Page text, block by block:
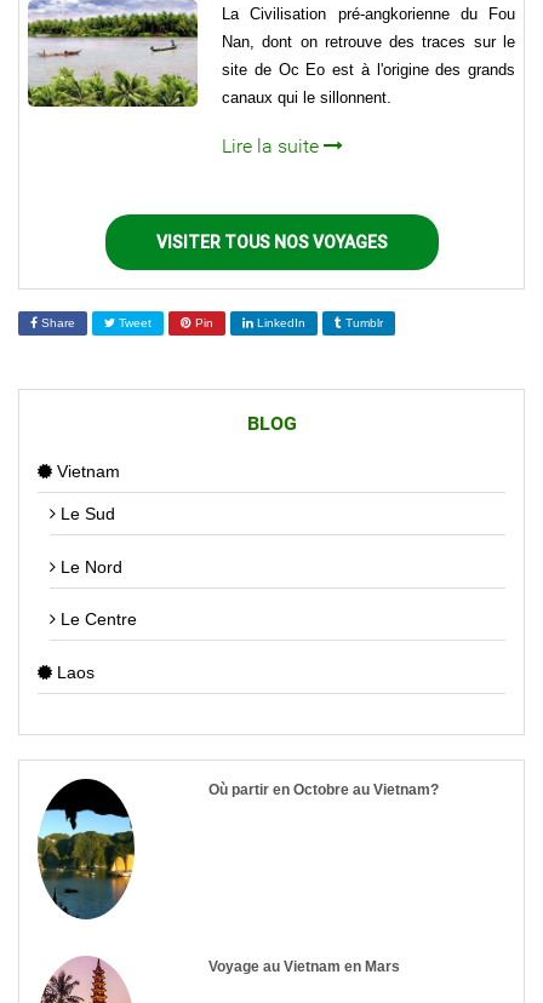
La Civilisation pré-angkorienne du Fou
Nan, dont on retrouve des traces sur le
site de Oc Eo est à l'origine des grands
canaux qui le sillonnent.
Lire la suite
VISITER TOUS NOS VOYAGES
Share Tweet Pin LinkedIn Tumblr
BLOG
Vietnam
Le Sud
Le Nord
Le Centre
Laos
Où partir en Octobre au Vietnam?
Voyage au Vietnam en Mars